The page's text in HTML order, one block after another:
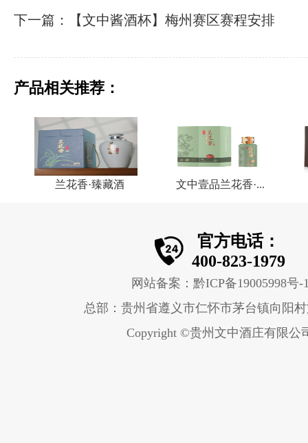
下一篇：【文中酱酒杯】梅州赛区赛程安排
产品相关推荐：
兰花香·臻藏酒 文中壹品兰花香·...
官方电话：
400-823-1979
网站备案：黔ICP备19005998号-
总部：贵州省遵义市仁怀市茅台镇向阳
Copyright ©贵州文中酒庄有限公